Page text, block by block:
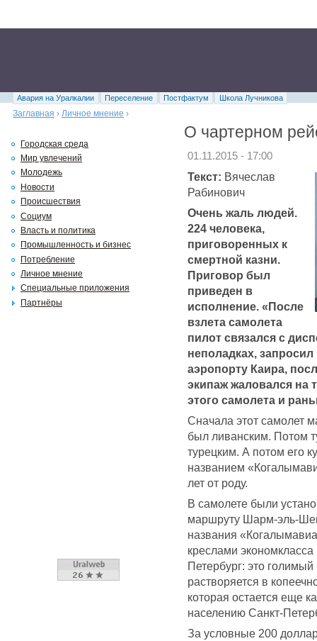
Авария на Уралкалии Переселение Постфактум
Школа Лучникова
Заглавная › Личное мнение ›
О чартерном
01.11.2015 - 17:00
Текст: Вячеслав
Рабинович
Очень жаль людей.
224 человека,
приговоренных к
смертной казни.
Приговор был
приведен в
исполнение. «После
взлета самолета
пилот связался с
неполадках,
аэропорту Каира,
экипаж жаловался на
этого самолета и
Сначала этот самолет
был ливанским. Потом
турецким. А потом его
названием
лет от роду.
В самолете были
маршруту Шарм-эль-
названия
креслами
Петербург: это
растворяется в
которая остается еще
населению Санкт-
За условные 200
Городская среда
Мир увлечений
Молодежь
Новости
Происшествия
Социум
Власть и политика
Промышленность и бизнес
Потребление
Личное мнение
Специальные приложения
Партнёры